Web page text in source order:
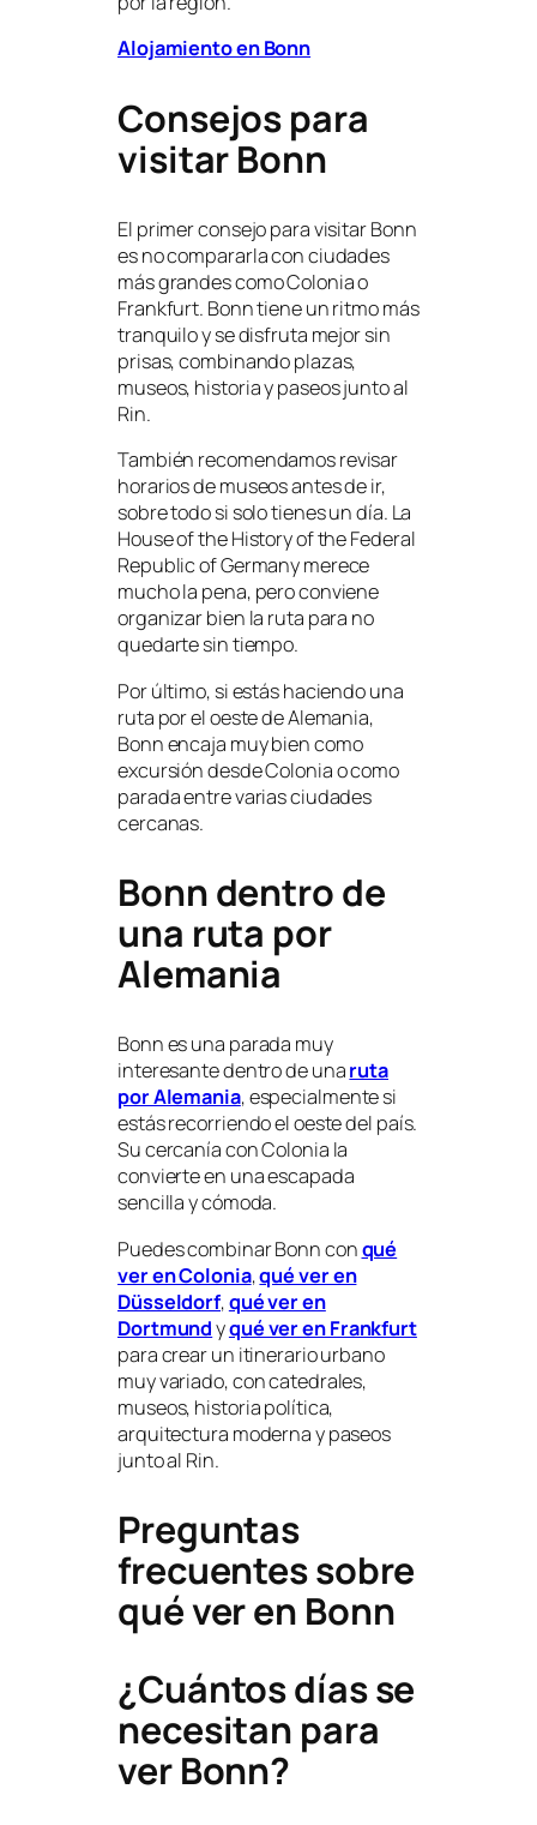
Alojamiento en Bonn
Consejos para
visitar Bonn
El primer consejo para visitar Bonn
es no compararla con ciudades
más grandes como Colonia o
Frankfurt. Bonn tiene un ritmo más
tranquilo y se disfruta mejor sin
prisas, combinando plazas,
museos, historia y paseos junto al
Rin.
También recomendamos revisar
horarios de museos antes de ir,
sobre todo si solo tienes un día. La
House of the History of the Federal
Republic of Germany merece
mucho la pena, pero conviene
organizar bien la ruta para no
quedarte sin tiempo.
Por último, si estás haciendo una
ruta por el oeste de Alemania,
Bonn encaja muy bien como
excursión desde Colonia o como
parada entre varias ciudades
cercanas.
Bonn dentro de
una ruta por
Alemania
Bonn es una parada muy
interesante dentro de unaruta
por Alemania, especialmente si
estás recorriendo el oeste del país.
Su cercanía con Colonia la
convierte en una escapada
sencilla y cómoda.
Puedes combinar Bonn conqué
ver en Colonia,qué ver en
Düsseldorf,qué ver en
Dortmundyqué ver en Frankfurt
para crear un itinerario urbano
muy variado, con catedrales,
museos, historia política,
arquitectura moderna y paseos
junto al Rin.
Preguntas
frecuentes sobre
qué ver en Bonn
¿Cuántos días se
necesitan para
ver Bonn?